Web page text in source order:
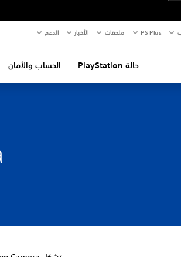
PS Plus ملحقات الأخبار الدعم
حالة PlayStation الحساب والأمان